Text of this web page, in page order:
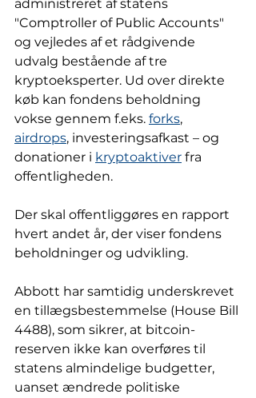
administreret af statens
"Comptroller of Public Accounts"
og vejledes af et rådgivende
udvalg bestående af tre
kryptoeksperter. Ud over direkte
køb kan fondens beholdning
vokse gennem f.eks. forks,
airdrops, investeringsafkast – og
donationer i kryptoaktiver fra
offentligheden.
Der skal offentliggøres en rapport
hvert andet år, der viser fondens
beholdninger og udvikling.
Abbott har samtidig underskrevet
en tillægsbestemmelse (House Bill
4488), som sikrer, at bitcoin-
reserven ikke kan overføres til
statens almindelige budgetter,
uanset ændrede politiske